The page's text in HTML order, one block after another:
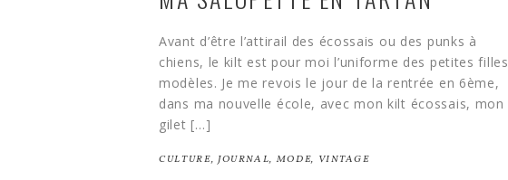
Avant d’être l’attirail des écossais ou des punks à
chiens, le kilt est pour moi l’uniforme des petites filles
modèles. Je me revois le jour de la rentrée en 6ème,
dans ma nouvelle école, avec mon kilt écossais, mon
gilet […]
CULTURE, JOURNAL,MODE, VINTAGE